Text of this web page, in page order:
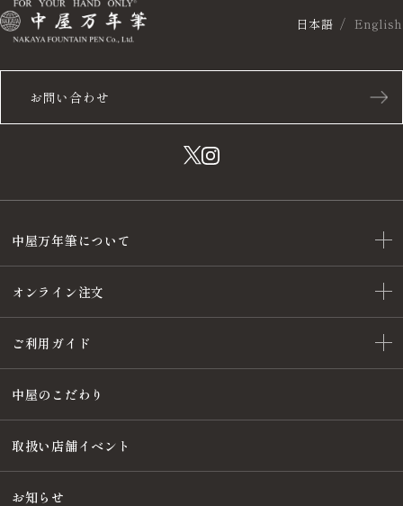
お問い合わせ
日本語 English
中屋万年筆について
オンライン注文
ご利用ガイド
中屋のこだわり
取扱い店舗イベント
お知らせ